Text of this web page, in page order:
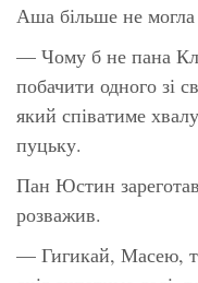
Аша більше не
— Чому б не пана
побачити одного зі
який співатиме
пуцьку.
Пан Юстин
розважив.
— Гигикай, Масею,